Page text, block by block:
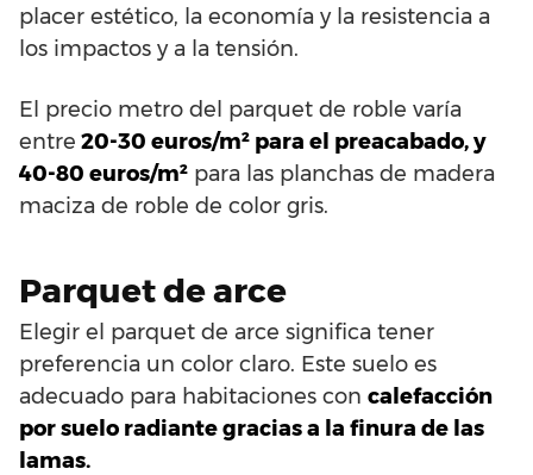
placer estético, la economía y la resistencia a
los impactos y a la tensión.
El precio metro del parquet de roble varía
entre 20-30 euros/m² para el preacabado, y
40-80 euros/m² para las planchas de madera
maciza de roble de color gris.
Parquet de arce
Elegir el parquet de arce significa tener
preferencia un color claro. Este suelo es
adecuado para habitaciones con calefacción
por suelo radiante gracias a la finura de las
lamas.